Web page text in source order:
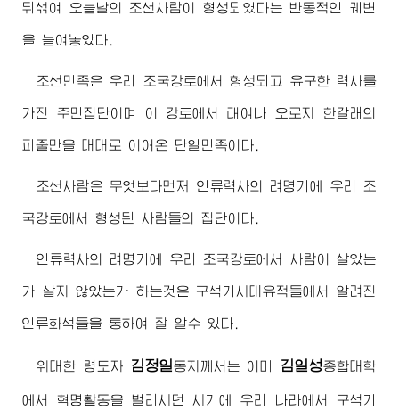
뒤섞여 오늘날의 조선사람이 형성되였다는 반동적인 궤변
을 늘여놓았다.
조선민족은 우리 조국강토에서 형성되고 유구한 력사를
가진 주민집단이며 이 강토에서 태여나 오로지 한갈래의
피줄만을 대대로 이어온 단일민족이다.
조선사람은 무엇보다먼저 인류력사의 려명기에 우리 조
국강토에서 형성된 사람들의 집단이다.
인류력사의 려명기에 우리 조국강토에서 사람이 살았는
가 살지 않았는가 하는것은 구석기시대유적들에서 알려진
인류화석들을 통하여 잘 알수 있다.
위대한 령도자 김정일동지 께서는 이미 김일성종합대학
에서 혁명활동을 벌리시던 시기에 우리 나라에서 구석기